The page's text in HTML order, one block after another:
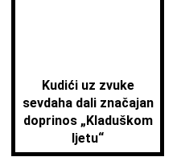
Kudići uz zvuke
sevdaha dali značajan
doprinos „Kladuškom
ljetu“